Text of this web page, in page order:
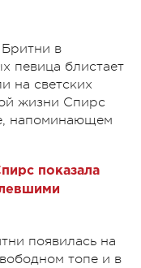
в
певица блистает
на светских
жизни Спирс
напоминающем
показала
появилась на
топе и в